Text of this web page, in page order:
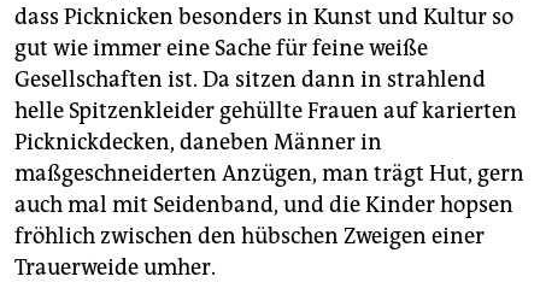
dass Picknicken besonders in Kunst und Kultur so
gut wie immer eine Sache für feine weiße
Gesellschaften ist. Da sitzen dann in strahlend
helle Spitzenkleider gehüllte Frauen auf karierten
Picknickdecken, daneben Männer in
maßgeschneiderten Anzügen, man trägt Hut, gern
auch mal mit Seidenband, und die Kinder hopsen
fröhlich zwischen den hübschen Zweigen einer
Trauerweide umher.